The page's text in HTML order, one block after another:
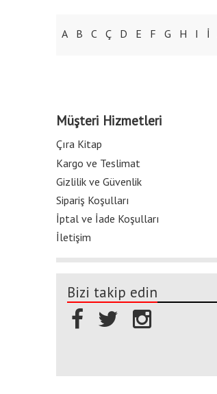
A B C Ç D E F G H I İ
Müşteri Hizmetleri
Çıra Kitap
Kargo ve Teslimat
Gizlilik ve Güvenlik
Sipariş Koşulları
İptal ve İade Koşulları
İletişim
Bizi takip edin